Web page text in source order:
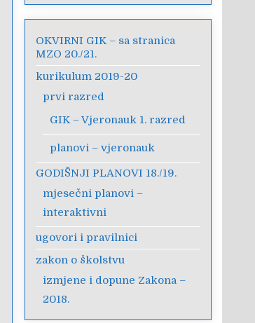
OKVIRNI GIK – sa stranica
MZO 20./21.
kurikulum 2019-20
prvi razred
GIK – Vjeronauk 1. razred
planovi – vjeronauk
GODIŠNJI PLANOVI 18./19.
mjesečni planovi –
interaktivni
ugovori i pravilnici
zakon o školstvu
izmjene i dopune Zakona –
2018.